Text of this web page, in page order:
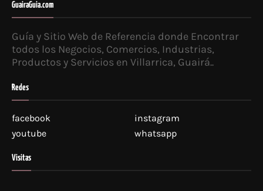
GuairaGuia.com
Guía y Sitio Web de Referencia donde Encontrar
todos los Negocios, Comercios, Industrias,
Productos y Servicios en Villarrica, Guairá..
Redes
facebook
instagram
youtube
whatsapp
Visitas